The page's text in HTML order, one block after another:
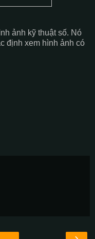
ảnh kỹ thuật số. Nó
định xem hình ảnh có